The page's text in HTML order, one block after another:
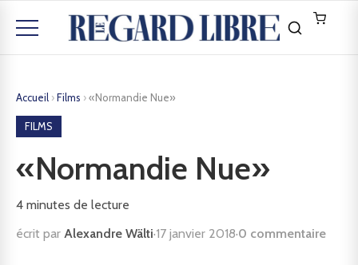
Accueil ›Films ›«Normandie Nue»
FILMS
«Normandie Nue»
4 minutes de lecture
écrit par Alexandre Wälti·17 janvier 2018·0 commentaire